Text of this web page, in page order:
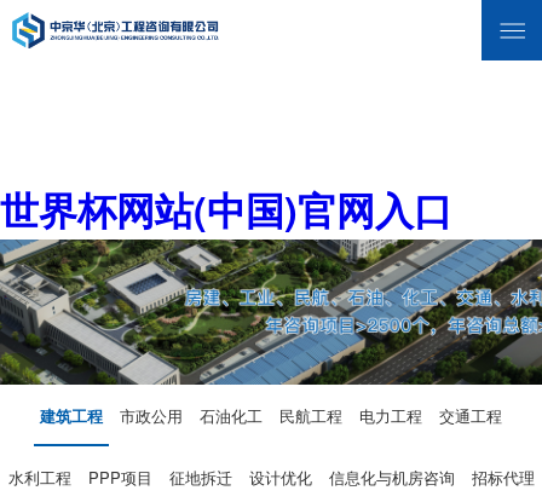
世界杯网站(中国)官网入口
建筑工程 市政公用 石油化工 民航工程 电力工程 交通工程
水利工程 PPP项目 征地拆迁 设计优化 信息化与机房咨询 招标代理